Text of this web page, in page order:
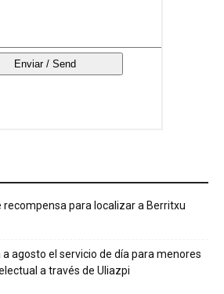
para localizar a Berritxu
a agosto el servicio de día para menores
a través de Uliazpi